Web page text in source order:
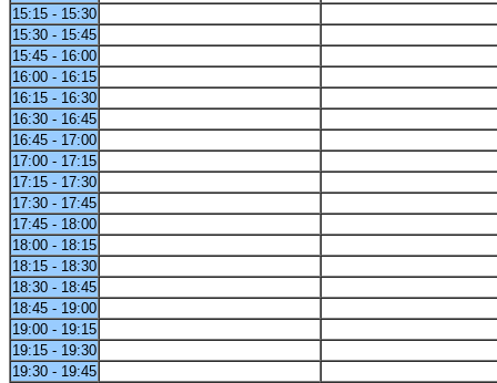
15:15 - 15:30
15:30 - 15:45
15:45 - 16:00
16:00 - 16:15
16:15 - 16:30
16:30 - 16:45
16:45 - 17:00
17:00 - 17:15
17:15 - 17:30
17:30 - 17:45
17:45 - 18:00
18:00 - 18:15
18:15 - 18:30
18:30 - 18:45
18:45 - 19:00
19:00 - 19:15
19:15 - 19:30
19:30 - 19:45